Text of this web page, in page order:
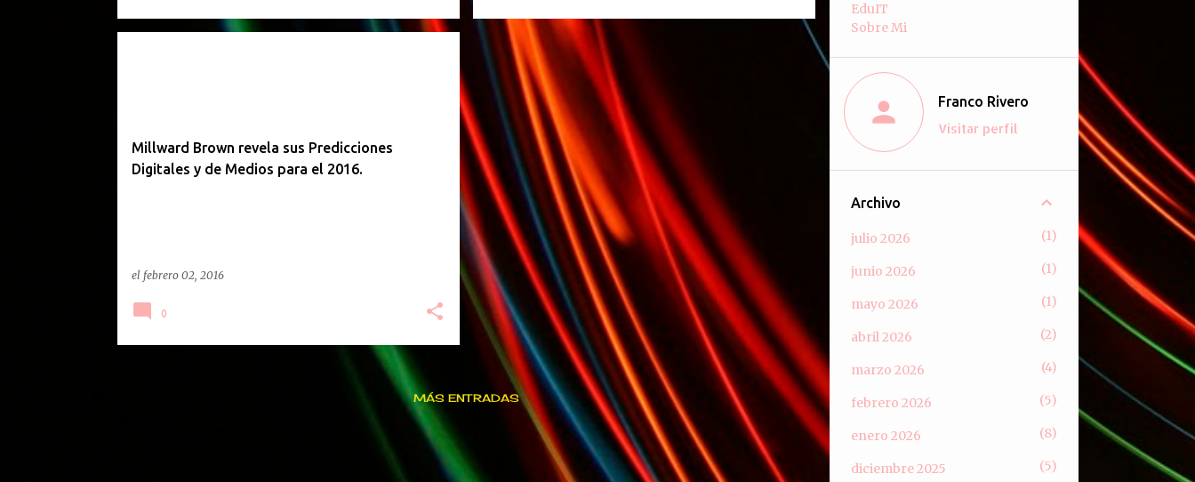
Millward Brown revela sus Predicciones
Digitales y de Medios para el 2016.
el febrero 02, 2016
0
MÁS ENTRADAS
EduIT
Sobre Mi
Franco Rivero
Visitar perfil
Archivo
julio 2026 1
junio 2026 1
mayo 2026 1
abril 2026 2
marzo 2026 4
febrero 2026 5
enero 2026 8
diciembre 2025 5